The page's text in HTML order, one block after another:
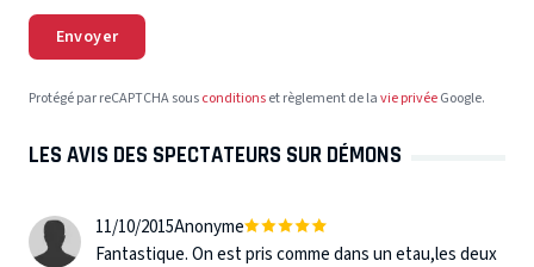
Envoyer
Protégé par reCAPTCHA sousconditionset règlement de lavie privéeGoogle.
LES AVIS DES SPECTATEURS SUR DÉMONS
11/10/2015Anonyme
Fantastique. On est pris comme dans un etau,les deux